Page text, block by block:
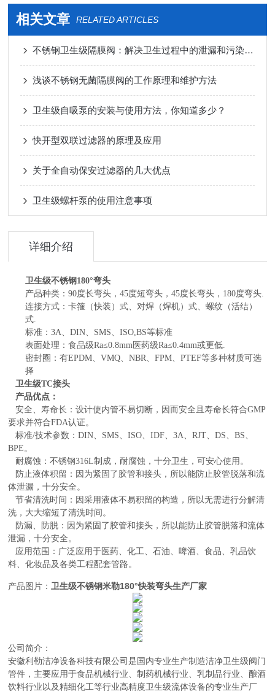
相关文章 RELATED ARTICLES
不锈钢卫生级隔膜阀：解决卫生过程中的泄漏和污染问题
浅谈不锈钢无菌隔膜阀的工作原理和维护方法
卫生级自吸泵的安装与使用方法，你知道多少？
快开型双联过滤器的原理及应用
关于全自动保安过滤器的几大优点
卫生级螺杆泵的使用注意事项
详细介绍
卫生级不锈钢180°弯头
产品种类：90度长弯头，45度短弯头，45度长弯头，180度弯头.
连接方式：卡箍（快装）式、对焊（焊机）式、螺纹（活结）
式.
标准：3A、DIN、SMS、ISO,BS等标准
表面处理：食品级Ra≤0.8mm医药级Ra≤0.4mm或更低.
密封圈：有EPDM、VMQ、NBR、FPM、PTEF等多种材质可选
择
卫生级TC接头
产品优点：
安全、寿命长：设计使内管不易切断，因而安全且寿命长符合GMP
要求并符合FDA认证。
标准/技术参数：DIN、SMS、ISO、IDF、3A、RJT、DS、BS、
BPE。
耐腐蚀：不锈钢316L制成，耐腐蚀，十分卫生，可安心使用。
防止液体积留：因为紧固了胶管和接头，所以能防止胶管脱落和流
体泄漏，十分安全。
节省清洗时间：因采用液体不易积留的构造，所以无需进行分解清
洗，大大缩短了清洗时间。
防漏、防脱：因为紧固了胶管和接头，所以能防止胶管脱落和流体
泄漏，十分安全。
应用范围：广泛应用于医药、化工、石油、啤酒、食品、乳品饮
料、化妆品及各类工程配套管路。
产品图片： 卫生级不锈钢米勒180°快装弯头生产厂家
公司简介：
安徽利勒洁净设备科技有限公司是 国内专业生产制造洁净卫生级阀门
管件，主要应用于食品机械行业、制药机械行业、乳制品行业、酿酒
饮料行业以及精细化工等行业高精度卫生级流体设备的专业生产厂